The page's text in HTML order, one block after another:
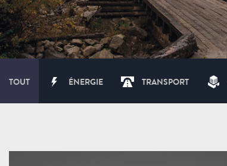
TOUT ÉNERGIE TRANSPORT